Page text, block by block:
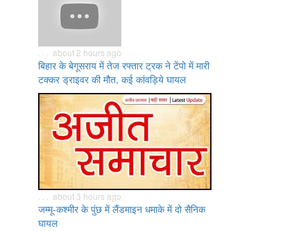
. . . about 2 hours ago
बिहार के बेगूसराय में तेज रफ्तार ट्रक ने टेंपो में मारी
टक्कर ड्राइवर की मौत, कई कांवड़िये घायल
. . . about 3 hours ago
जम्मू-कश्मीर के पुंछ में लैंडमाइन धमाके में दो सैनिक
घायल